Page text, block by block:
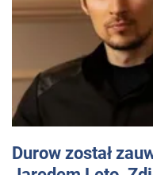
Durow został